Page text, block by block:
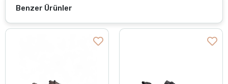
Benzer Ürünler